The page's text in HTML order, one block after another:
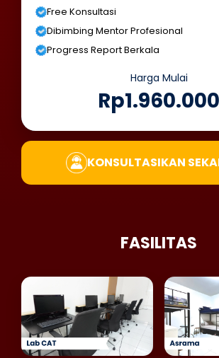
Free Konsultasi
Dibimbing Mentor Profesional
Progress Report Berkala
Harga Mulai
Rp1.960.000
KONSULTASIKAN
FASILITAS